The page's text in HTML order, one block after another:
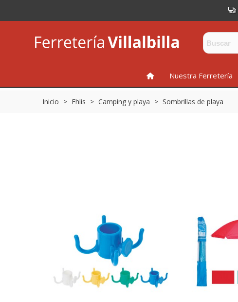
INICIONuestra Ferretería
Inicio > Ehlis > Camping y playa > Sombrillas de playa